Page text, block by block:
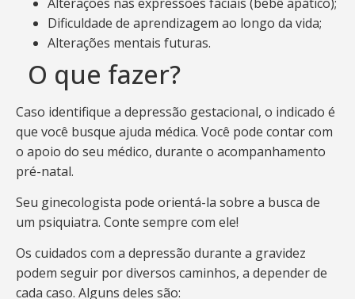
Dificuldade de aprendizagem ao longo da vida;
Alterações mentais futuras.
O que fazer?
Caso identifique a depressão gestacional, o indicado é
que você busque ajuda médica. Você pode contar com
o apoio do seu médico, durante o acompanhamento
pré-natal.
Seu ginecologista pode orientá-la sobre a busca de
um psiquiatra. Conte sempre com ele!
Os cuidados com a depressão durante a gravidez
podem seguir por diversos caminhos, a depender de
cada caso. Alguns deles são: